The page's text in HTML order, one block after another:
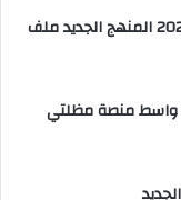
تحميل كتاب الحاسوب للصف الثاني متوسط 2022 المنهج الجديد ملف
واسط منصة مظلتي